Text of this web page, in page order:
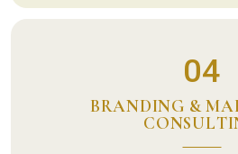
04
BRANDING &